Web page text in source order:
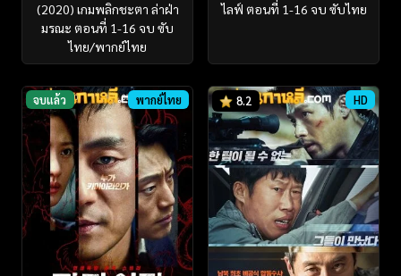
(2020) เกมพลิกชะตา ล่าฝ่า
มรณะ ตอนที่ 1-16 จบ ซับ
ไทย/พากย์ไทย
ไลฟ์ ตอนที่ 1-16 จบ ซับไทย
จบแล้ว พากย์ไทย 8.2 HD